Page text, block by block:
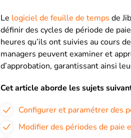
Le logiciel de feuille de temps de
définir des cycles de période de
heures qu’ils ont suivies au cours
managers peuvent examiner et
d’approbation, garantissant ainsi
Cet article aborde les sujets
Configurer et paramétrer des
Modifier des périodes de paie